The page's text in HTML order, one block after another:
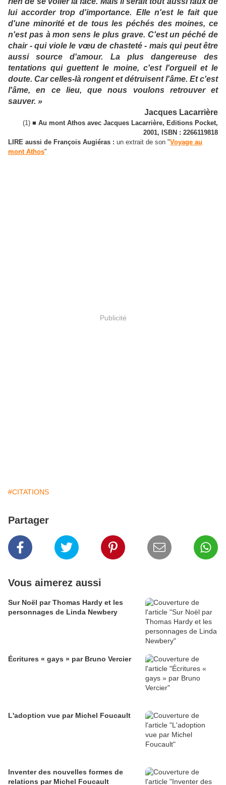
lui accorder trop d'importance. Elle n'est le fait que
d'une minorité et de tous les péchés des moines, ce
n'est pas à mon sens le plus grave. C'est un péché de
chair - qui viole le vœu de chasteté - mais qui peut être
aussi source d'amour. La plus dangereuse des
tentations qui guettent le moine, c'est l'orgueil et le
doute. Car celles-là rongent et détruisent l'âme. Et c'est
l'âme, en ce lieu, que nous voulons retrouver et
sauver. »
Jacques Lacarrière
(1) ■ Au mont Athos avec Jacques Lacarrière, Editions Pocket,
2001, ISBN : 2266119818
LIRE aussi de François Augiéras : un extrait de son "Voyage au
mont Athos"
Publicité
#CITATIONS
Partager
Vous aimerez aussi
Sur Noël par Thomas Hardy et les
personnages de Linda Newbery
Écritures « gays » par Bruno Vercier
L'adoption vue par Michel Foucault
Inventer des nouvelles formes de
relations par Michel Foucault